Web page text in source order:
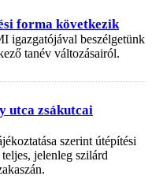
forma következik
igazgatójával beszélgetünk
tanév változásairól.
utca zsákutcai
szerint útépítési
jelenleg szilárd